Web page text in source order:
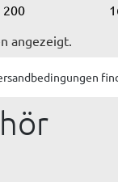
200
angezeigt.